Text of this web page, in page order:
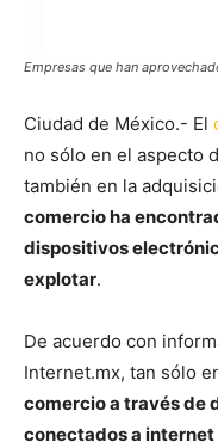
Empresas que han
Ciudad de México.- El
no sólo en el aspecto
también en la
comercio ha
dispositivos
explotar.
De acuerdo con
Internet.mx, tan sólo
comercio a través de
conectados a